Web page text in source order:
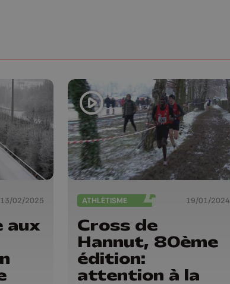
13/02/2025
aux
ATHLÉTISME 19/01/2024
Cross de
Hannut, 80ème
édition:
attention à la